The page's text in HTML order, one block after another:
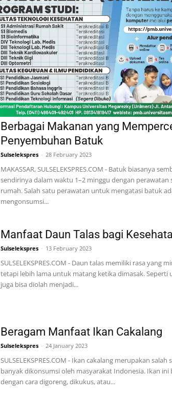
Berbagai Makanan yang
Penyembuhan Batuk
Sulselekspres - 28 February 2023
MAKASSAR, SULSELEKSPRES.COM - Batuk biasanya
sendirinya dalam waktu 1–2 minggu dengan perawatan
rumah. Salah satu perawatan untuk mengatasi batuk
mengonsumsi...
Manfaat Daun Talas bagi
Sulselekspres - 13 February 2023
SULSELEKSPRES.COM - Daun talas memiliki rasa yang
tetapi lebih lama untuk matang ketika dimasak. Seperti
juga bisa diolah menjadi...
Beragam Manfaat Ikan Cakalang
Sulselekspres - 24 January 2023
SULSELEKSPRES.COM - Ikan cakalang merupakan
banyak dikonsumsi oleh masyarakat Indonesia. Ikan ini
dengan cara digoreng, dikukus, atau...